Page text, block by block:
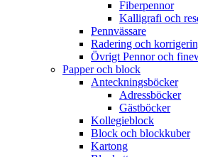
Fiberpennor
Kalligrafi och
Pennvässare
Radering och
Övrigt Pennor och
Papper och block
Anteckningsböcker
Adressböcker
Gästböcker
Kollegieblock
Block och blockkuber
Kartong